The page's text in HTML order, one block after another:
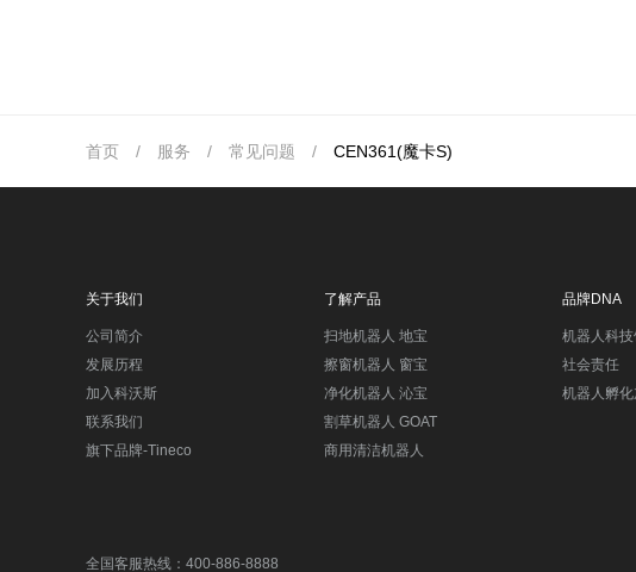
首页 / 服务 / 常见问题 / CEN361(魔卡S)
关于我们
公司简介
发展历程
加入科沃斯
联系我们
旗下品牌-Tineco
了解产品
扫地机器人 地宝
擦窗机器人 窗宝
净化机器人 沁宝
割草机器人 GOAT
商用清洁机器人
品牌DNA
机器人科
社会责任
机器人孵
全国客服热线：400-886-8888